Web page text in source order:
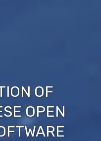
OF
OPEN